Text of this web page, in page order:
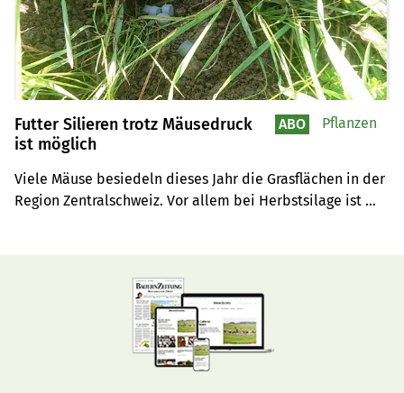
Futter Silieren trotz Mäusedruck
ist möglich
Viele Mäuse besiedeln dieses Jahr die Grasflächen in der
Region Zentralschweiz. Vor allem bei Herbstsilage ist
ABO Pflanzen